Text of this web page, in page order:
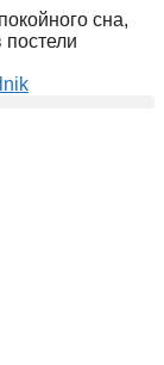
сна,
постели